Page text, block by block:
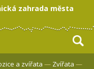
zahrada města
a zvířata — Zvířata —